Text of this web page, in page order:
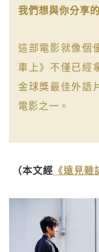
我們想與你分享
這部電影就像個
車上》不僅已經
金球獎最佳外語
電影之一。
（本文經 《遠見雜